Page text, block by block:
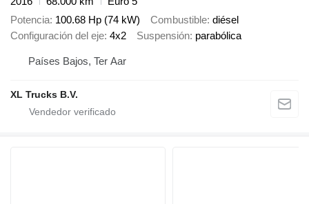
Potencia 100.68 Hp (74 kW) Combustible diésel
Configuración del eje 4x2 Suspensión parabólica
Países Bajos, Ter Aar
XL Trucks B.V.